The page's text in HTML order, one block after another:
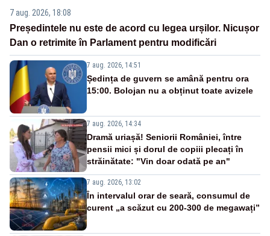
7 aug. 2026, 18:08
Președintele nu este de acord cu legea urșilor. Nicușor
Dan o retrimite în Parlament pentru modificări
7 aug. 2026, 14:51
Ședința de guvern se amână pentru ora
15:00. Bolojan nu a obținut toate avizele
7 aug. 2026, 14:34
Dramă uriașă! Seniorii României, între
pensii mici și dorul de copiii plecați în
străinătate: "Vin doar odată pe an"
7 aug. 2026, 13:02
În intervalul orar de seară, consumul de
curent „a scăzut cu 200-300 de megawați”